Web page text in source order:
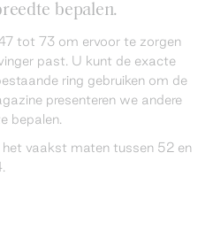
bepalen.
tot 73 om ervoor te zorgen
past. U kunt de exacte
ring gebruiken om de
presenteren we andere
bepalen.
vaakst maten tussen 52 en